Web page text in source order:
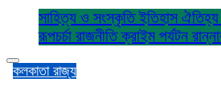
সাহিত্য ও সংস্কৃতিইতিহাস ঐতিহ্য
রূপচর্চা রাজনীতিক্রাইম পর্যটন
কলকাতা রাজ্য